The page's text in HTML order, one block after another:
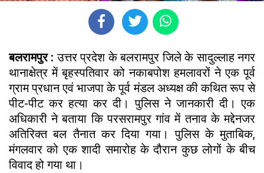
बलरामपुर :उत्तर प्रदेश के बलरामपुर जिले के सादुल्लाह नगर
थानाक्षेत्र में बृहस्पतिवार को नकाबपोश हमलावरों ने एक पूर्व
ग्राम प्रधान एवं भाजपा के पूर्व मंडल अध्यक्ष की कथित रूप से
पीट-पीट कर हत्या कर दी। पुलिस ने जानकारी दी। एक
अधिकारी ने बताया कि परसरामपुर गांव में तनाव के मद्देनजर
अतिरिक्त बल तैनात कर दिया गया। पुलिस के मुताबिक,
मंगलवार को एक शादी समारोह के दौरान कुछ लोगों के बीच
विवाद हो गया था।